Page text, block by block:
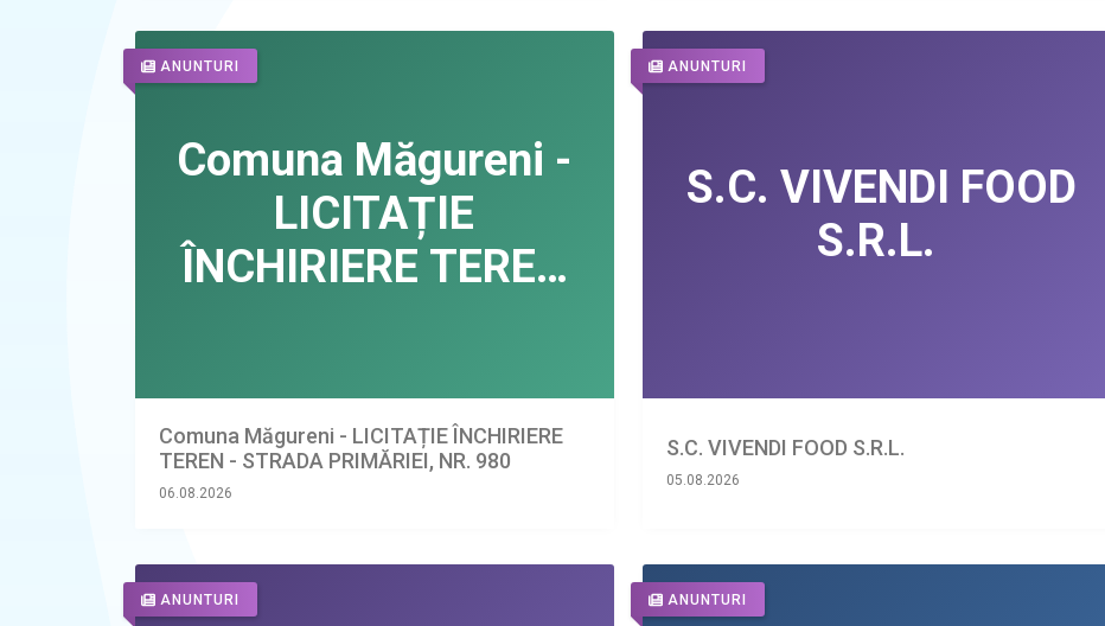
ANUNTURI
Comuna Măgureni - LICITAȚIE ÎNCHIRIERE
TEREN - STRADA PRIMĂRIEI, NR. 980
06.08.2026
ANUNTURI
S.C. VIVENDI FOOD S.R.L.
05.08.2026
ANUNTURI ANUNTURI